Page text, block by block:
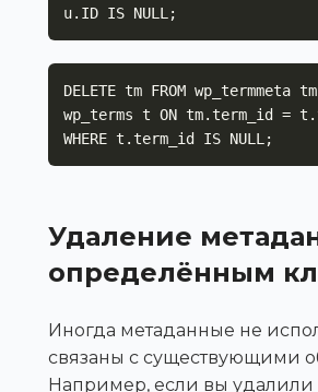
u.ID IS NULL;
DELETE tm FROM wp_termmeta
wp_terms t ON tm.term_id =
WHERE t.term_id IS NULL;
Удаление
определённым
Иногда метаданные не
связаны с существующими
Например, если вы удалили